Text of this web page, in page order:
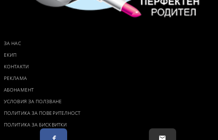
ЗА НАС
ЕКИП
КОНТАКТИ
РЕКЛАМА
АБОНАМЕНТ
УСЛОВИЯ ЗА ПОЛЗВАНЕ
ПОЛИТИКА ЗА ПОВЕРИТЕЛНОСТ
ПОЛИТИКА ЗА БИСКВИТКИ